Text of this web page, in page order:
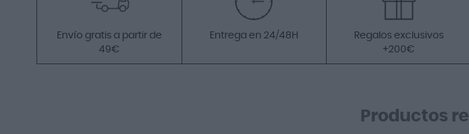
Envío gratis a partir de
49€
Entrega en 24/48H
Regalos exclusivos
+200€
Productos